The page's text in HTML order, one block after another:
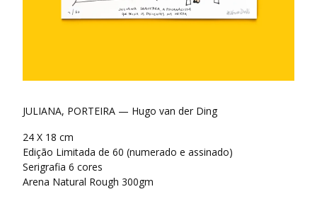
JULIANA, PORTEIRA — Hugo van der Ding
24 X 18 cm
Edição Limitada de 60 (numerado e assinado)
Serigrafia 6 cores
Arena Natural Rough 300gm